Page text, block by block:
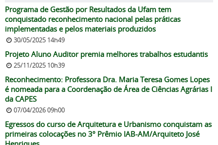
Programa de Gestão por Resultados da Ufam tem
conquistado reconhecimento nacional pelas práticas
implementadas e pelos materiais produzidos
30/05/2025 14h49
Projeto Aluno Auditor premia melhores trabalhos estudantis
25/11/2025 10h39
Reconhecimento: Professora Dra. Maria Teresa Gomes Lopes
é nomeada para a Coordenação de Área de Ciências Agrárias I
da CAPES
07/04/2026 09h00
Egressos do curso de Arquitetura e Urbanismo conquistam as
primeiras colocações no 3º Prêmio IAB-AM/Arquiteto José